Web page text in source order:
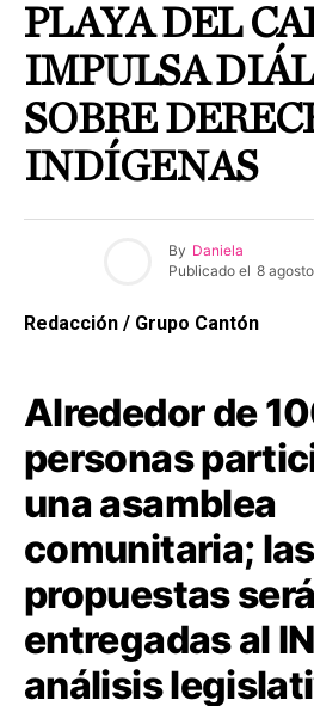
PLAYA DEL
IMPULSA
SOBRE
INDÍGENAS
By Daniela
Publicado el 8
Redacción / Grupo Cantón
Alrededor de
personas
una asamblea
comunitaria;
propuestas
entregadas al
análisis